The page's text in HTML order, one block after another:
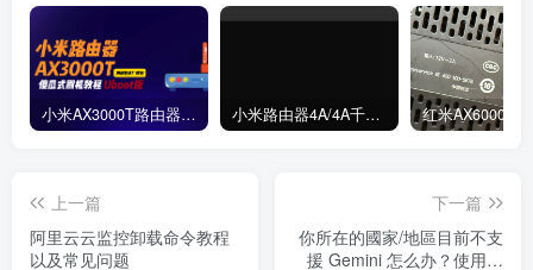
小米AX3000T路由器刷机教程傻瓜式uboot版支持v1v2+恢复原厂系统教程RD03 RD23 小米路由器4A/4A千兆版/R4A/R4AC傻瓜式刷机教程breed版+openwrt分区版支持V1V2+恢复原厂教程
上一篇
阿里云云监控卸载命令教程
以及常见问题
下一篇
你所在的國家/地區目前不支
援 Gemini 怎么办？使用教